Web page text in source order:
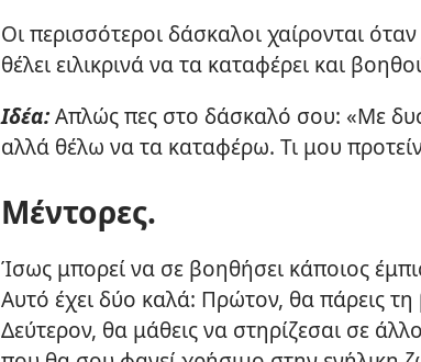
Οι περισσότεροι δάσκαλοι χαίρονται
θέλει ειλικρινά να τα καταφέρει και
Ιδέα:Απλώς πες στο δάσκαλό σου: «Με
αλλά θέλω να τα καταφέρω. Τι μου
Μέντορες.
Ίσως μπορεί να σε βοηθήσει κάποιος
Αυτό έχει δύο καλά: Πρώτον, θα πάρεις τη
Δεύτερον, θα μάθεις να στηρίζεσαι σε